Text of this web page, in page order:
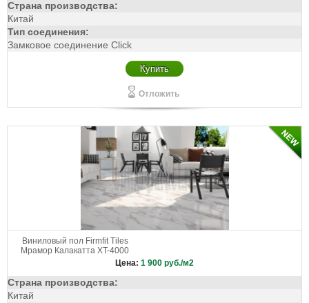
Страна производства:
Китай
Тип соединения:
Замковое соединение Click
Купить
Отложить
Виниловый пол Firmfit Tiles
Мрамор Калакатта XT-4000
Цена: 1 900 руб./м2
Страна производства:
Китай